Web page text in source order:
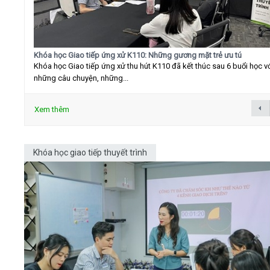
Khóa học Giao tiếp ứng xử K110: Những gương mặt trẻ ưu tú
Khóa học Giao tiếp ứng xử thu hút K110 đã kết thúc sau 6 buổi học
những câu chuyện, những...
Xem thêm
Khóa học giao tiếp thuyết trình